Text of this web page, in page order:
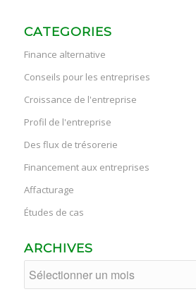
CATEGORIES
Finance alternative
Conseils pour les entreprises
Croissance de l'entreprise
Profil de l'entreprise
Des flux de trésorerie
Financement aux entreprises
Affacturage
Études de cas
ARCHIVES